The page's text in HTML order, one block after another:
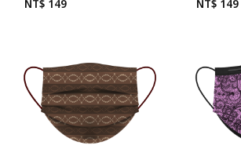
NT$ 149
NT$ 149